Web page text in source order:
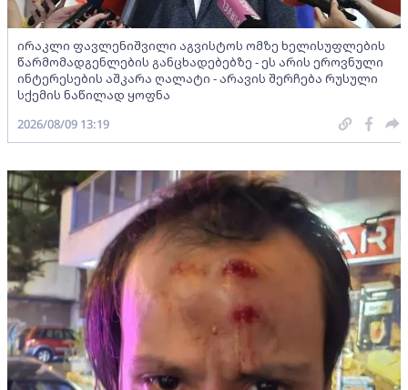
ირაკლი ფავლენიშვილი აგვისტოს ომზე ხელისუფლების
წარმომადგენლების განცხადებებზე - ეს არის ეროვნული
ინტერესების აშკარა ღალატი - არავის შერჩება რუსული
სქემის ნაწილად ყოფნა
2026/08/09 13:19